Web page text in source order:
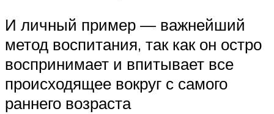
И личный пример — важнейший
метод воспитания, так как он остро
воспринимает и впитывает все
происходящее вокруг с самого
раннего возраста